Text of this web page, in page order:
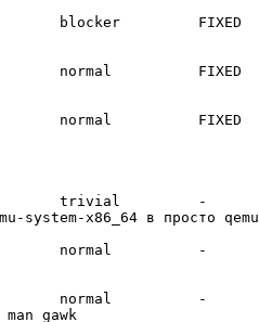
system-x86_64 в просто qemu
gawk